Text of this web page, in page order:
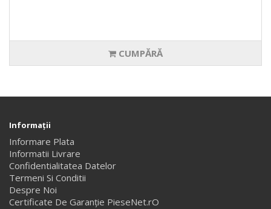
CUMPĂRĂ
Informaţii
Informare Plata
Informatii Livrare
Confidentialitatea Datelor
Termeni Si Conditii
Despre Noi
Certificate De Garanție PieseNet.rO